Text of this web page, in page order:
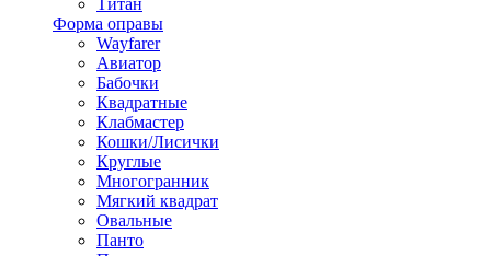
Форма оправы
Wayfarer
Авиатор
Бабочки
Квадратные
Клабмастер
Кошки/Лисички
Круглые
Многогранник
Мягкий квадрат
Овальные
Панто